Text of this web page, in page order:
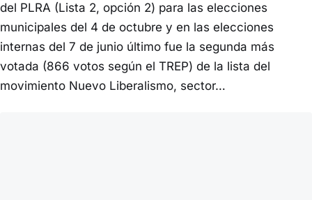
del PLRA (Lista 2, opción 2) para las elecciones
municipales del 4 de octubre y en las elecciones
internas del 7 de junio último fue la segunda más
votada (866 votos según el TREP) de la lista del
movimiento Nuevo Liberalismo, sector…